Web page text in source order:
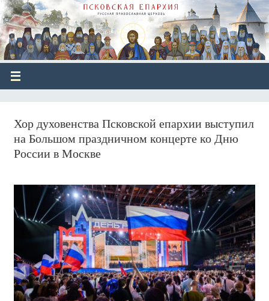
Хор духовенства Псковской епархии выступил
на Большом праздничном концерте ко Дню
России в Москве